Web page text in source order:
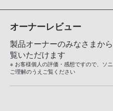
オーナーレビュー
製品オーナーのみなさまか
覧いただけます
※ お客様個人の評価・感想ですので、ソ
ご理解のうえご覧ください